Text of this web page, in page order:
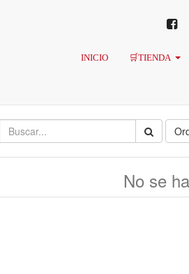
INICIO 🛒TIENDA
No se